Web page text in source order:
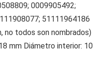
0009905492;
51111964186
no todos son nombrados)
mm Diámetro interior: 10